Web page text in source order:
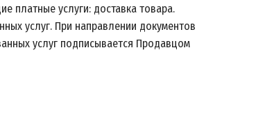
платные услуги: доставка товара.
услуг. При направлении документов
услуг подписывается Продавцом